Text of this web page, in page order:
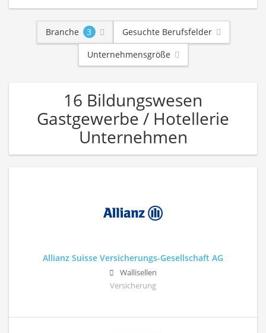
Branche 3
Gesuchte Berufsfelder
Unternehmensgröße
16 Bildungswesen
Gastgewerbe / Hotellerie
Unternehmen
Allianz Suisse Versicherungs-Gesellschaft AG
Wallisellen
Versicherung